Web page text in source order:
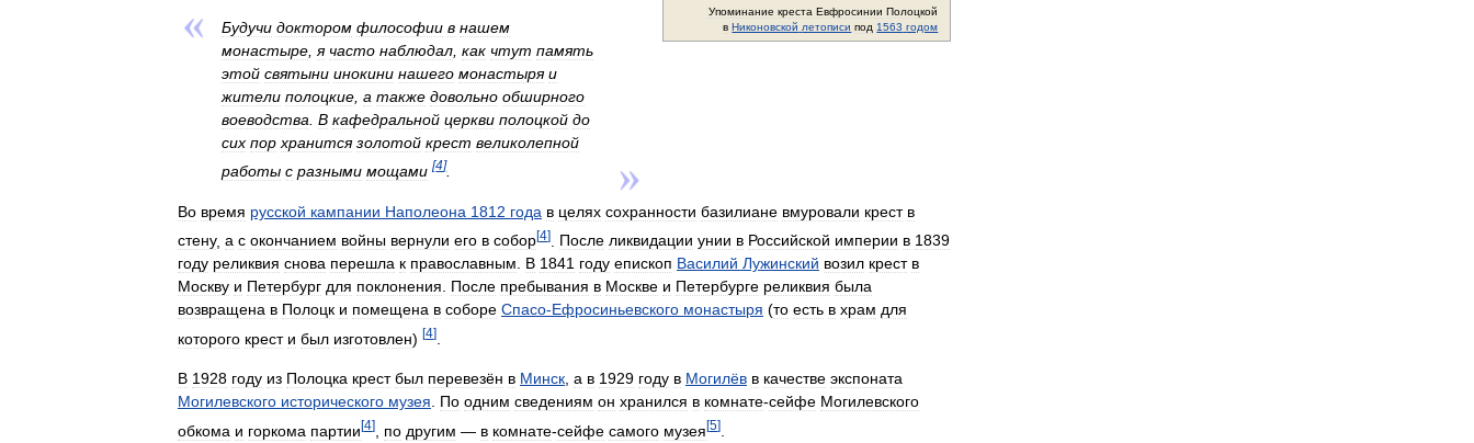
Упоминание креста Евфросинии Полоцкой
в Никоновской летописи под 1563 годом
Будучи доктором философии в нашем
монастыре ,я часто наблюдал ,как чтут память
этой святыни инокини нашего монастыря и
жители полоцкие ,а также довольно обширного
воеводства .В кафедральной церкви полоцкой до
сих пор хранится золотой крест великолепной
работы с разными мощами [4].
Во время русской кампании Наполеона 1812 года в целях сохранности базилиане вмуровали крест в
стену, а с окончанием войны вернули его в собор[4] После ликвидации унии в Российской империи в 1839
году реликвия снова перешла к православным. В 1841 году епископ Василий Лужинский возил крест в
Москву и Петербург для поклонения. После пребывания в Москве и Петербурге реликвия была
возвращена в Полоцк и помещена в соборе Спасо-Ефросиньевского монастыря (то есть в храм для
которого крест и был изготовлен) [4]
В 1928 году из Полоцка крест был перевезён в Минск а в 1929 году в Могилёв в качестве экспоната
Могилевского исторического музея По одним сведениям он хранился в комнате-сейфе Могилевского
обкома и горкома партии[4] по другим — в комнате-сейфе самого музея[5]